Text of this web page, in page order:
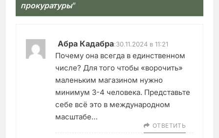
прокуратуры”
Абра Кадабра:30.11.2024 в 11:21
Почему она всегда в единственном
числе? Для того чтобы «ворочить»
маленьким магазином нужно
минимум 3-4 человека. Представьте
себе всё это в международном
масштабе…
ОТВЕТИТЬ